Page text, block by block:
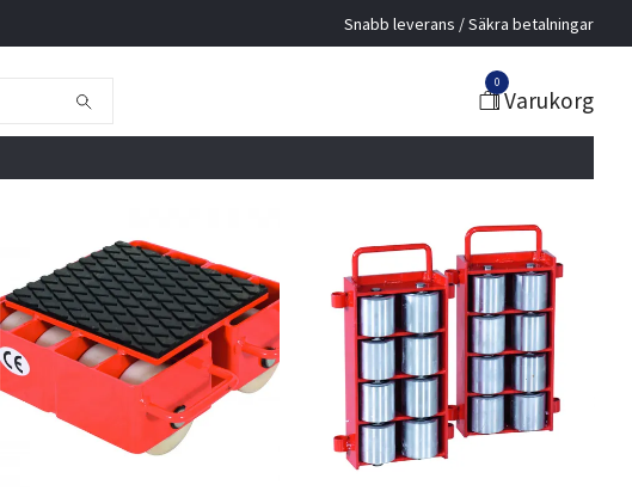
Snabb leverans / Säkra betalningar
0
Varukorg